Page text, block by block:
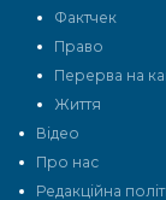
Фактчек
Право
Перерва на
Життя
Відео
Про нас
Редакційна